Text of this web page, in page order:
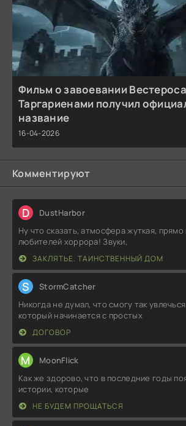
Фильм о завоевании Вестероса
Таргариенами получил
название
16-04-2026
Комментируют
D DustHarbor
Ну что сказать, атмосфера жуткая, прямо
любителей хоррора! Звуки,
ЗАКЛЯТЬЕ. ТАИНСТВЕННЫЙ ДОМ
S StormCatcher
Никогда не думал, что смогу так
который начинается с простых
ДОГОВОР
M MoonFlick
Как же здорово, что в последние годы
истории, которые
НЕ БУДЕМ ПРОЩАТЬСЯ